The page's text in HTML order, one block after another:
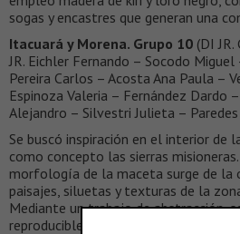
sogas y encastres que generan una
Itacuará y Morena. Grupo 10 (DI
JR. Eichler Fernando – Socodo
Pereira Carlos – Acosta Ana Paula –
Espinoza Valeria – Fernández Dardo
Alejandro – Silvestri Julieta –
Se buscó inspiración en el interior de
como concepto las sierras
morfología de la maceta surge de la
paisajes, siluetas y texturas de la
Mediante un trabajo de abstracción,
reproducible para la industria.